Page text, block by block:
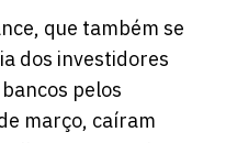
que também se
dos investidores
pelos
março, caíram